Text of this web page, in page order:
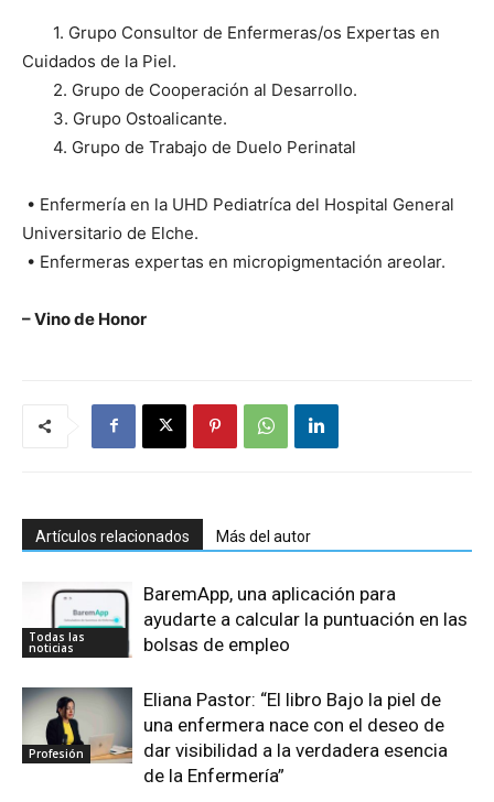
1. Grupo Consultor de Enfermeras/os Expertas en
Cuidados de la Piel.
2. Grupo de Cooperación al Desarrollo.
3. Grupo Ostoalicante.
4. Grupo de Trabajo de Duelo Perinatal
• Enfermería en la UHD Pediatríca del Hospital General
Universitario de Elche.
• Enfermeras expertas en micropigmentación areolar.
– Vino de Honor
Artículos relacionados Más del autor
Todas las
noticias
BaremApp, una aplicación para
ayudarte a calcular la puntuación en las
bolsas de empleo
Profesión
Eliana Pastor: “El libro Bajo la piel de
una enfermera nace con el deseo de
dar visibilidad a la verdadera esencia
de la Enfermería”